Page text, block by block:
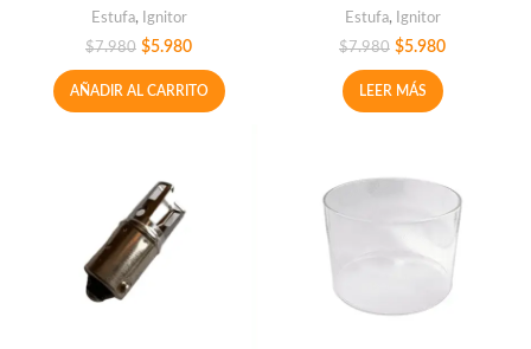
Estufa, Ignitor
$7.980 $5.980
AÑADIR AL CARRITO
Estufa, Ignitor
$7.980 $5.980
LEER MÁS